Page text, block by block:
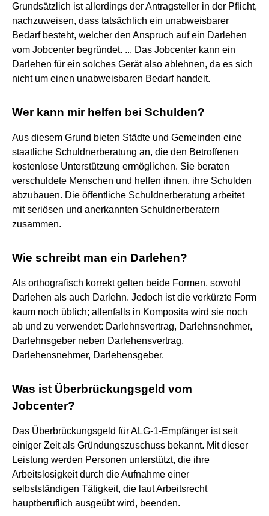
Grundsätzlich ist allerdings der Antragsteller in der Pflicht,
nachzuweisen, dass tatsächlich ein unabweisbarer
Bedarf besteht, welcher den Anspruch auf ein Darlehen
vom Jobcenter begründet. ... Das Jobcenter kann ein
Darlehen für ein solches Gerät also ablehnen, da es sich
nicht um einen unabweisbaren Bedarf handelt.
Wer kann mir helfen bei Schulden?
Aus diesem Grund bieten Städte und Gemeinden eine
staatliche Schuldnerberatung an, die den Betroffenen
kostenlose Unterstützung ermöglichen. Sie beraten
verschuldete Menschen und helfen ihnen, ihre Schulden
abzubauen. Die öffentliche Schuldnerberatung arbeitet
mit seriösen und anerkannten Schuldnerberatern
zusammen.
Wie schreibt man ein Darlehen?
Als orthografisch korrekt gelten beide Formen, sowohl
Darlehen als auch Darlehn. Jedoch ist die verkürzte Form
kaum noch üblich; allenfalls in Komposita wird sie noch
ab und zu verwendet: Darlehnsvertrag, Darlehnsnehmer,
Darlehnsgeber neben Darlehensvertrag,
Darlehensnehmer, Darlehensgeber.
Was ist Überbrückungsgeld vom
Jobcenter?
Das Überbrückungsgeld für ALG-1-Empfänger ist seit
einiger Zeit als Gründungszuschuss bekannt. Mit dieser
Leistung werden Personen unterstützt, die ihre
Arbeitslosigkeit durch die Aufnahme einer
selbstständigen Tätigkeit, die laut Arbeitsrecht
hauptberuflich ausgeübt wird, beenden.